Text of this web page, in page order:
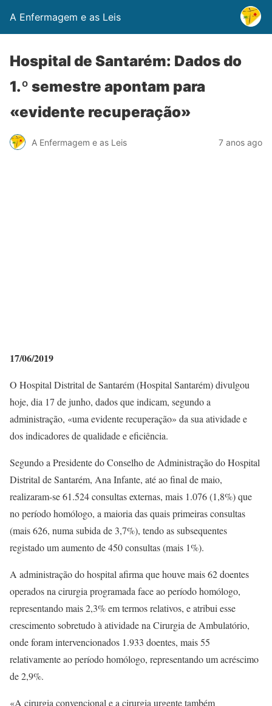
A Enfermagem e as Leis
Hospital de Santarém: Dados do
1.º semestre apontam para
«evidente recuperação»
A Enfermagem e as Leis 7 anos ago
17/06/2019
O Hospital Distrital de Santarém (Hospital Santarém) divulgou
hoje, dia 17 de junho, dados que indicam, segundo a
administração, «uma evidente recuperação» da sua atividade e
dos indicadores de qualidade e eficiência.
Segundo a Presidente do Conselho de Administração do Hospital
Distrital de Santarém, Ana Infante, até ao final de maio,
realizaram-se 61.524 consultas externas, mais 1.076 (1,8%) que
no período homólogo, a maioria das quais primeiras consultas
(mais 626, numa subida de 3,7%), tendo as subsequentes
registado um aumento de 450 consultas (mais 1%).
A administração do hospital afirma que houve mais 62 doentes
operados na cirurgia programada face ao período homólogo,
representando mais 2,3% em termos relativos, e atribui esse
crescimento sobretudo à atividade na Cirurgia de Ambulatório,
onde foram intervencionados 1.933 doentes, mais 55
relativamente ao período homólogo, representando um acréscimo
de 2,9%.
«A cirurgia convencional e a cirurgia urgente também